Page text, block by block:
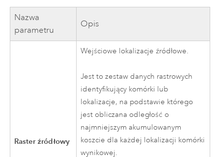
Nazwa
parametru
Opis
Raster źródłowy
Wejściowe lokalizacje źródłowe.
Jest to zestaw danych rastrowych
identyfikujący komórki lub
lokalizacje, na podstawie którego
jest obliczana odległość o
najmniejszym akumulowanym
koszcie dla każdej lokalizacji komórki
wynikowej.